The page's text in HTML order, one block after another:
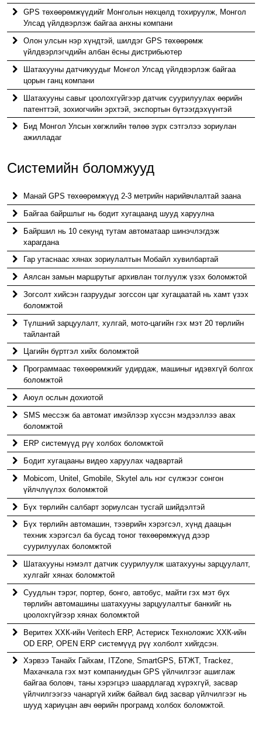
GPS төхөөрөмжүүдийг Монголын нөхцөлд тохируулж, Монгол
Улсад үйлдвэрлэж байгаа анхны компани
Олон улсын нэр хүндтэй, шилдэг GPS төхөөрөмж
үйлдвэрлэгчдийн албан ёсны дистрибьютер
Шатахууны датчикуудыг Монгол Улсад үйлдвэрлэж байгаа
цорын ганц компани
Шатахууны савыг цоолохгүйгээр датчик суурилуулах өөрийн
патенттэй, зохиогчийн эрхтэй, экспортын бүтээгдэхүүнтэй
Бид Монгол Улсын хөгжлийн төлөө зүрх сэтгэлээ зориулан
ажилладаг
Системийн боломжууд
Манай GPS төхөөрөмжүүд 2-3 метрийн нарийвчлалтай заана
Байгаа байршлыг нь бодит хугацаанд шууд харуулна
Байршил нь 10 секунд тутам автоматаар шинэчлэгдэж
харагдана
Гар утаснаас хянах зориулалтын Мобайл хувилбартай
Аялсан замын маршрутыг архивлан тоглуулж үзэх боломжтой
Зогсолт хийсэн газруудыг зогссон цаг хугацаатай нь хамт үзэх
боломжтой
Түлшний зарцуулалт, хулгай, мото-цагийн гэх мэт 20 төрлийн
тайлантай
Цагийн бүртгэл хийх боломжтой
Программаас төхөөрөмжийг удирдаж, машиныг идэвхгүй болгох
боломжтой
Аюул ослын дохиотой
SMS мессэж ба автомат имэйлээр хүссэн мэдээллээ авах
боломжтой
ERP системүүд рүү холбох боломжтой
Бодит хугацааны видео харуулах чадвартай
Mobicom, Unitel, Gmobile, Skytel аль нэг сүлжээг сонгон
үйлчлүүлэх боломжтой
Бүх төрлийн салбарт зориулсан тусгай шийдэлтэй
Бүх төрлийн автомашин, тээврийн хэрэгсэл, хүнд даацын
техник хэрэгсэл ба бусад тоног төхөөрөмжүүд дээр
суурилуулах боломжтой
Шатахууны нэмэлт датчик суурилуулж шатахууны зарцуулалт,
хулгайг хянах боломжтой
Суудлын тэрэг, портер, бонго, автобус, майти гэх мэт бүх
төрлийн автомашины шатахууны зарцуулалтыг банкийг нь
цоолохгүйгээр хянах боломжтой
Веритех ХХК-ийн Veritech ERP, Астериск Техноложис ХХК-ийн
OD ERP, OPEN ERP системүүд рүү холболт хийгдсэн.
Хэрвээ Танайх Гайхам, ITZone, SmartGPS, БТЖТ, Trackez,
Махачкала гэх мэт компаниудын GPS үйлчилгээг ашиглаж
байгаа боловч, таны хэрэгцээ шаардлагад хүрэхгүй, засвар
үйлчилгээгээ чанаргүй хийж байвал бид засвар үйлчилгээг нь
шууд хариуцан авч өөрийн програмд холбох боломжтой.